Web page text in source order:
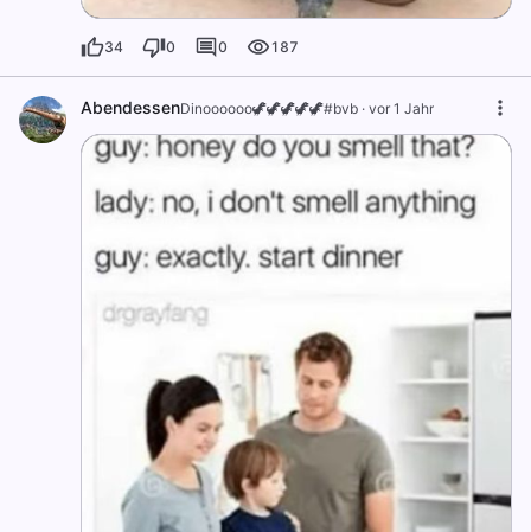
34 0 0 187
AbendessenDinoooooo🦖🦖🦖🦖🦖#bvb · vor 1 Jahr